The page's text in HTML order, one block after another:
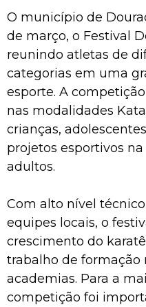
O município de
de março, o Festival
reunindo atletas de
categorias em uma
esporte. A
nas modalidades
crianças,
projetos esportivos
adultos.
Com alto nível
equipes locais, o
crescimento do
trabalho de formação
academias. Para a
competição foi